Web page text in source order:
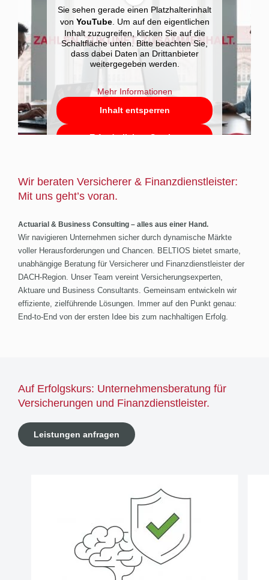
Sie sehen gerade einen Platzhalterinhalt
von YouTube. Um auf den eigentlichen
Inhalt zuzugreifen, klicken Sie auf die
Schaltfläche unten. Bitte beachten Sie,
dass dabei Daten an Drittanbieter
weitergegeben werden.
Mehr Informationen
Inhalt entsperren
Erforderlichen Service
Wir beraten Versicherer & Finanzdienstleister:
Mit uns geht’s voran.
Actuarial & Business Consulting – alles aus einer Hand.
Wir navigieren Unternehmen sicher durch dynamische Märkte
voller Herausforderungen und Chancen. BELTIOS bietet smarte,
unabhängige Beratung für Versicherer und Finanzdienstleister der
DACH-Region. Unser Team vereint Versicherungsexperten,
Aktuare und Business Consultants. Gemeinsam entwickeln wir
effiziente, zielführende Lösungen. Immer auf den Punkt genau:
End-to-End von der ersten Idee bis zum nachhaltigen Erfolg.
Auf Erfolgskurs: Unternehmensberatung für
Versicherungen und Finanzdienstleister.
Leistungen anfragen